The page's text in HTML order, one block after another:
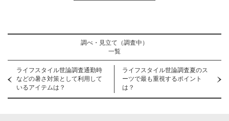
調べ・見立て（調査中）
一覧
ライフスタイル世論調査通勤時
などの暑さ対策として利用して
いるアイテムは？
ライフスタイル世論調査夏のス
ーツで最も重視するポイント
は？